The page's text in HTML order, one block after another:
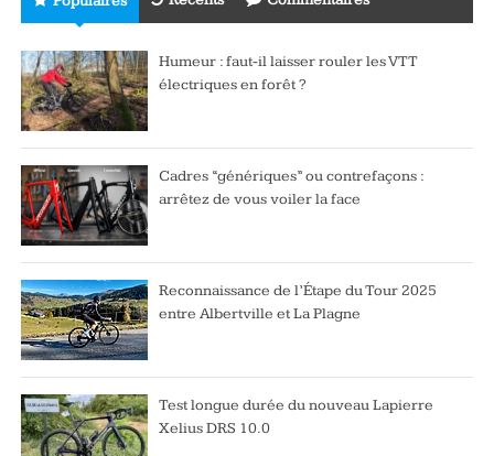
Humeur : faut-il laisser rouler les VTT
électriques en forêt ?
Cadres “génériques” ou contrefaçons :
arrêtez de vous voiler la face
Reconnaissance de l’Étape du Tour 2025
entre Albertville et La Plagne
Test longue durée du nouveau Lapierre
Xelius DRS 10.0